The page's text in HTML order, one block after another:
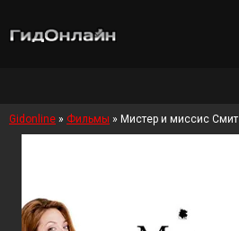
Gidonline » Фильмы » Мистер и миссис Смит